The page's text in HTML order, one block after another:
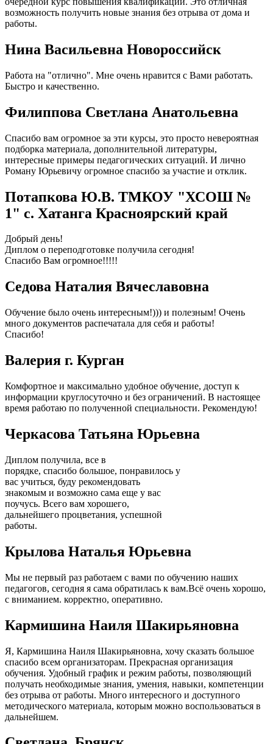
возможность получить новые знания без отрыва от дома и
работы.
Нина Васильевна Новороссийск
Работа на "отлично". Мне очень нравится с Вами работать.
Быстро и качественно.
Филиппова Светлана Анатольевна
Спасибо вам огромное за эти курсы, это просто невероятная
подборка материала, дополнительной литературы,
интересные примеры педагогических ситуаций. И лично
Роману Юрьевичу огромное спасибо за участие и отклик.
Потапкова Ю.В. ТМКОУ "ХСОШ №
1" с. Хатанга Красноярский край
Добрый день!
Диплом о переподготовке получила сегодня!
Спасибо Вам огромное!!!!!
Седова Наталия Вячеславовна
Обучение было очень интересным!))) и полезным! Очень
много документов распечатала для себя и работы!
Спасибо!
Валерия г. Курган
Комфортное и максимально удобное обучение, доступ к
информации круглосуточно и без ограничений. В настоящее
время работаю по полученной специальности. Рекомендую!
Черкасова Татьяна Юрьевна
Диплом получила, все в
порядке, спасибо большое, понравилось у
вас учиться, буду рекомендовать
знакомым и возможно сама еще у вас
поучусь. Всего вам хорошего,
дальнейшего процветания, успешной
работы.
Крылова Наталья Юрьевна
Мы не первый раз работаем с вами по обучению наших
педагогов, сегодня я сама обратилась к вам.Всё очень хорошо,
с вниманием. корректно, оперативно.
Кармишина Наиля Шакирьяновна
Я, Кармишина Наиля Шакирьяновна, хочу сказать большое
спасибо всем организаторам. Прекрасная организация
обучения. Удобный график и режим работы, позволяющий
получать необходимые знания, умения, навыки, компетенции
без отрыва от работы. Много интересного и доступного
методического материала, которым можно воспользоваться в
дальнейшем.